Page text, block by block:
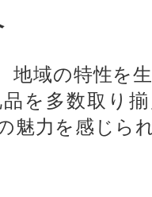
地域の特性を
を多数取り
魅力を感じら